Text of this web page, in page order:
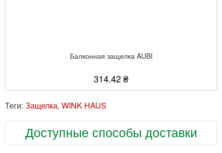
Балконная защелка AUBI
314.42 ₴
Теги: Защелка, WINK HAUS
Доступные способы доставки